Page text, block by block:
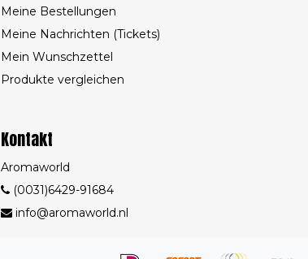
Meine Bestellungen
Meine Nachrichten (Tickets)
Mein Wunschzettel
Produkte vergleichen
Kontakt
Aromaworld
(0031)6429-91684
info@aromaworld.nl